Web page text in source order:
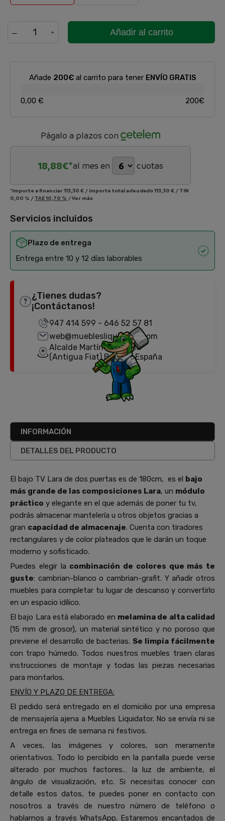
Añadir al carrito
Añade 200€al carrito para tener ENVÍO GRATIS
0,00 € 200€
Págalo a plazos con
18,88€*al mes en cuotas
*Importe a financiar113,30 € / Importe total adeudado113,30 € / TIN
0,00 % / TAE10,70 % /Ver más
Servicios incluidos
Plazo de entrega
Entrega entre 10 y 12 días laborables
¿Tienes dudas?
¡Contáctanos!
947 414 599 - 646 52 57 81
web@mueblesliquidator.com
Alcalde Martín Cobos, 18
(Antigua Fiat) Burgos, España
INFORMACIÓN
DETALLES DEL PRODUCTO
El bajo TV Lara de dos puertas es de 180cm, es el bajo
más grande de las composiciones Lara, un módulo
práctico y elegante en el que además de poner tu tv,
podrás almacenar mantelería u otros objetos gracias a
gran capacidad de almacenaje. Cuenta con tiradores
rectangulares y de color plateados que le darán un toque
moderno y sofisticado.
Puedes elegir la combinación de colores que más te
guste: cambrian-blanco o cambrian-grafit. Y añadir otros
muebles para completar tu lugar de descanso y convertirlo
en un espacio idílico.
El bajo Lara está elaborado en melamina de alta calidad
(15 mm de grosor), un material sintético y no poroso que
previene el desarrollo de bacterias. Se limpia fácilmente
con trapo húmedo. Todos nuestros muebles traen claras
instrucciones de montaje y todas las piezas necesarias
para montarlos.
ENVÍO Y PLAZO DE ENTREGA:
El pedido será entregado en el domicilio por una empresa
de mensajería ajena a Muebles Liquidator. No se envía ni se
entrega en fines de semana ni festivos.
A veces, las imágenes y colores, son meramente
orientativos. Todo lo percibido en la pantalla puede verse
alterado por muchos factores… la luz de ambiente, el
ángulo de visualización, etc. Si necesitas conocer con
detalle estos datos, te puedes poner en contacto con
nosotros a través de nuestro número de teléfono o
hablarnos a través WhatsApp. Estaremos encantados de